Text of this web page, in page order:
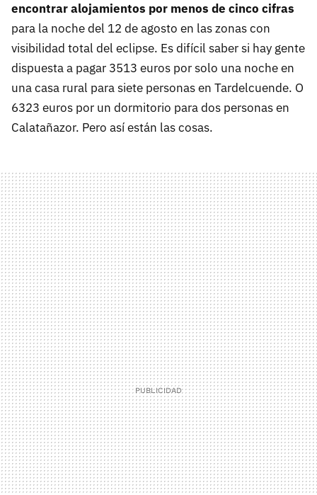
encontrar alojamientos por menos de cinco cifras
para la noche del 12 de agosto en las zonas con
visibilidad total del eclipse. Es difícil saber si hay gente
dispuesta a pagar 3513 euros por solo una noche en
una casa rural para siete personas en Tardelcuende. O
6323 euros por un dormitorio para dos personas en
Calatañazor. Pero así están las cosas.